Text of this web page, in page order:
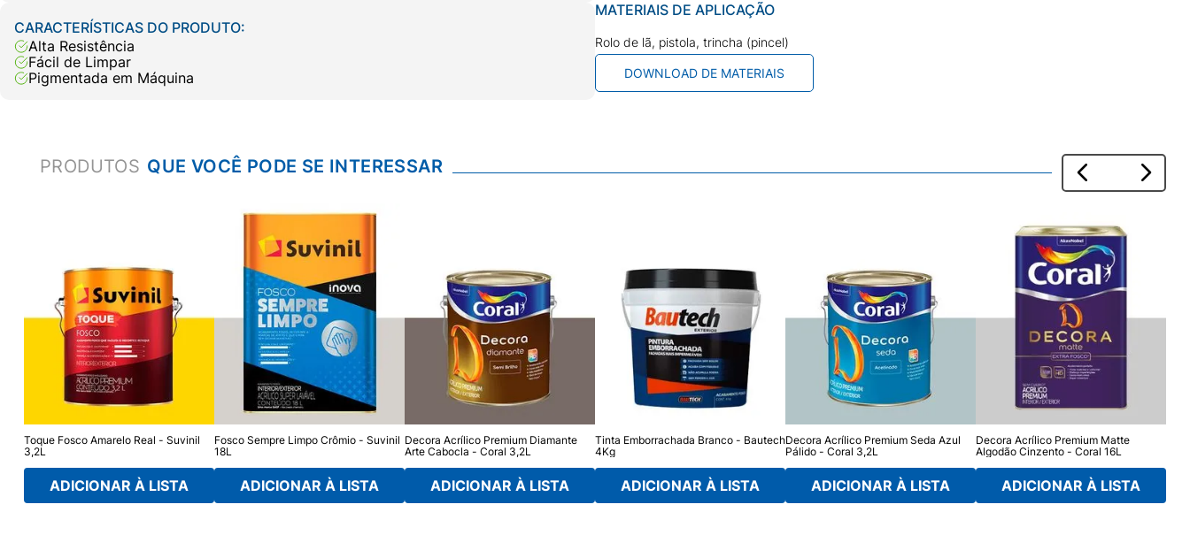
CARACTERÍSTICAS DO PRODUTO:
Alta Resistência
Fácil de Limpar
Pigmentada em Máquina
MATERIAIS DE APLICAÇÃO
Rolo de lã, pistola, trincha (pincel)
DOWNLOAD DE MATERIAIS
PRODUTOS
Toque Fosco Amarelo Real - Suvinil
3,2L
ADICIONAR À LISTA
Fosco Sempre Limpo Crômio - Suvinil
18L
ADICIONAR À LISTA
Decora Acrílico Premium Diamante
Arte Cabocla - Coral 3,2L
ADICIONAR À LISTA
Tinta Emborrachada Branco - Bautech
4Kg
ADICIONAR À LISTA
Decora Acrílico Premium Seda Azul
Pálido - Coral 3,2L
ADICIONAR À LISTA
Decora Acrílico Premium Matte
Algodão Cinzento - Coral 16L
ADICIONAR À LISTA